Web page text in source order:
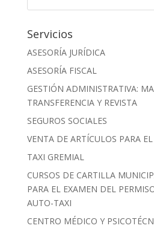
Servicios
ASESORÍA JURÍDICA
ASESORÍA FISCAL
GESTIÓN ADMINISTRATIVA:
TRANSFERENCIA Y REVISTA
SEGUROS SOCIALES
VENTA DE ARTÍCULOS PARA
TAXI GREMIAL
CURSOS DE CARTILLA
PARA EL EXAMEN DEL
AUTO-TAXI
CENTRO MÉDICO Y